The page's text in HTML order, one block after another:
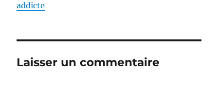
addicte
Laisser un commentaire